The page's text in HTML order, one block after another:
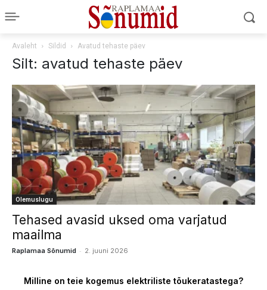
Avaleht Sildid Avatud tehaste päev
Silt: avatud tehaste päev
Olemuslugu
Tehased avasid uksed oma varjatud
maailma
Raplamaa Sõnumid - 2. juuni 2026
Milline on teie kogemus elektriliste tõukeratastega?